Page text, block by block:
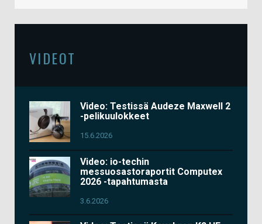
VIDEOT
Video: Testissä Audeze Maxwell 2
-pelikuulokkeet
15.6.2026
Video: io-techin
messuosastoraportit Computex
2026 -tapahtumasta
3.6.2026